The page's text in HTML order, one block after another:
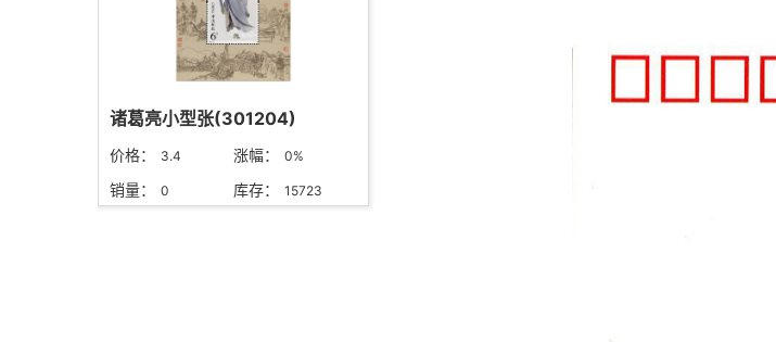
诸葛亮小型张(301204)
价格： 3.4 涨幅： 0%
销量： 0 库存： 15723